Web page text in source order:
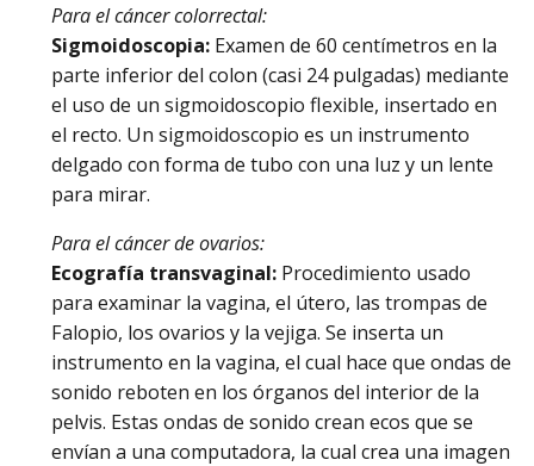
Para el cáncer colorrectal:
Sigmoidoscopia: Examen de 60 centímetros en la
parte inferior del colon (casi 24 pulgadas) mediante
el uso de un sigmoidoscopio flexible, insertado en
el recto. Un sigmoidoscopio es un instrumento
delgado con forma de tubo con una luz y un lente
para mirar.
Para el cáncer de ovarios:
Ecografía transvaginal: Procedimiento usado
para examinar la vagina, el útero, las trompas de
Falopio, los ovarios y la vejiga. Se inserta un
instrumento en la vagina, el cual hace que ondas de
sonido reboten en los órganos del interior de la
pelvis. Estas ondas de sonido crean ecos que se
envían a una computadora, la cual crea una imagen